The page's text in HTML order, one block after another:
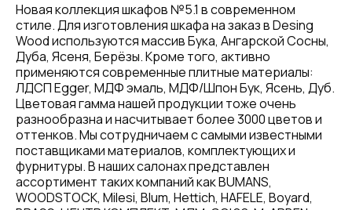
Новая коллекция шкафов №5.1 в современном
стиле. Для изготовления шкафа на заказ в Desing
Wood используются массив Бука, Ангарской Сосны,
Дуба, Ясеня, Берёзы. Кроме того, активно
применяются современные плитные материалы:
ЛДСП Egger, МДФ эмаль, МДФ/Шпон Бук, Ясень, Дуб.
Цветовая гамма нашей продукции тоже очень
разнообразна и насчитывает более 3000 цветов и
оттенков. Мы сотрудничаем с самыми известными
поставщиками материалов, комплектующих и
фурнитуры. В наших салонах представлен
ассортимент таких компаний как BUMANS,
WOODSTOCK, Milesi, Blum, Hettich, HAFELE, Boyard,